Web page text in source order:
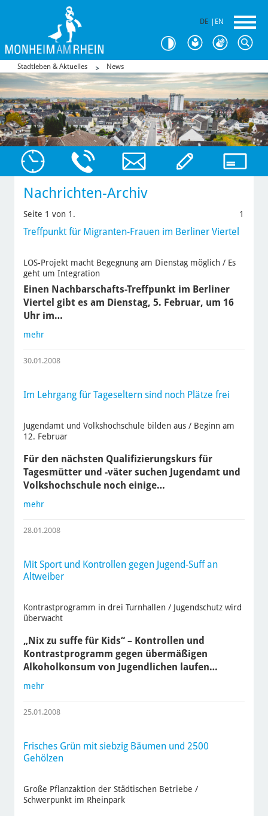
DE EN
Stadtleben & Aktuelles News
Nachrichten-Archiv
Seite 1 von 1. 1
Treffpunkt für Migranten-Frauen im Berliner Viertel
LOS-Projekt macht Begegnung am Dienstag möglich / Es
geht um Integration
Einen Nachbarschafts-Treffpunkt im Berliner
Viertel gibt es am Dienstag, 5. Februar, um 16
Uhr im…
mehr
30.01.2008
Im Lehrgang für Tageseltern sind noch Plätze frei
Jugendamt und Volkshochschule bilden aus / Beginn am
12. Februar
Für den nächsten Qualifizierungskurs für
Tagesmütter und -väter suchen Jugendamt und
Volkshochschule noch einige…
mehr
28.01.2008
Mit Sport und Kontrollen gegen Jugend-Suff an
Altweiber
Kontrastprogramm in drei Turnhallen / Jugendschutz wird
überwacht
„Nix zu suffe für Kids“ – Kontrollen und
Kontrastprogramm gegen übermäßigen
Alkoholkonsum von Jugendlichen laufen…
mehr
25.01.2008
Frisches Grün mit siebzig Bäumen und 2500
Gehölzen
Große Pflanzaktion der Städtischen Betriebe /
Schwerpunkt im Rheinpark